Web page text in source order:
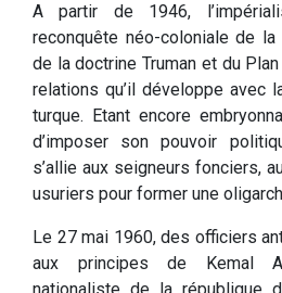
A partir de 1946,
reconquête néo-coloniale de
de la doctrine Truman et du
relations qu’il développe avec
turque. Etant encore
d’imposer son pouvoir
s’allie aux seigneurs fonciers,
usuriers pour former une
Le 27 mai 1960, des officiers
aux principes de Kemal